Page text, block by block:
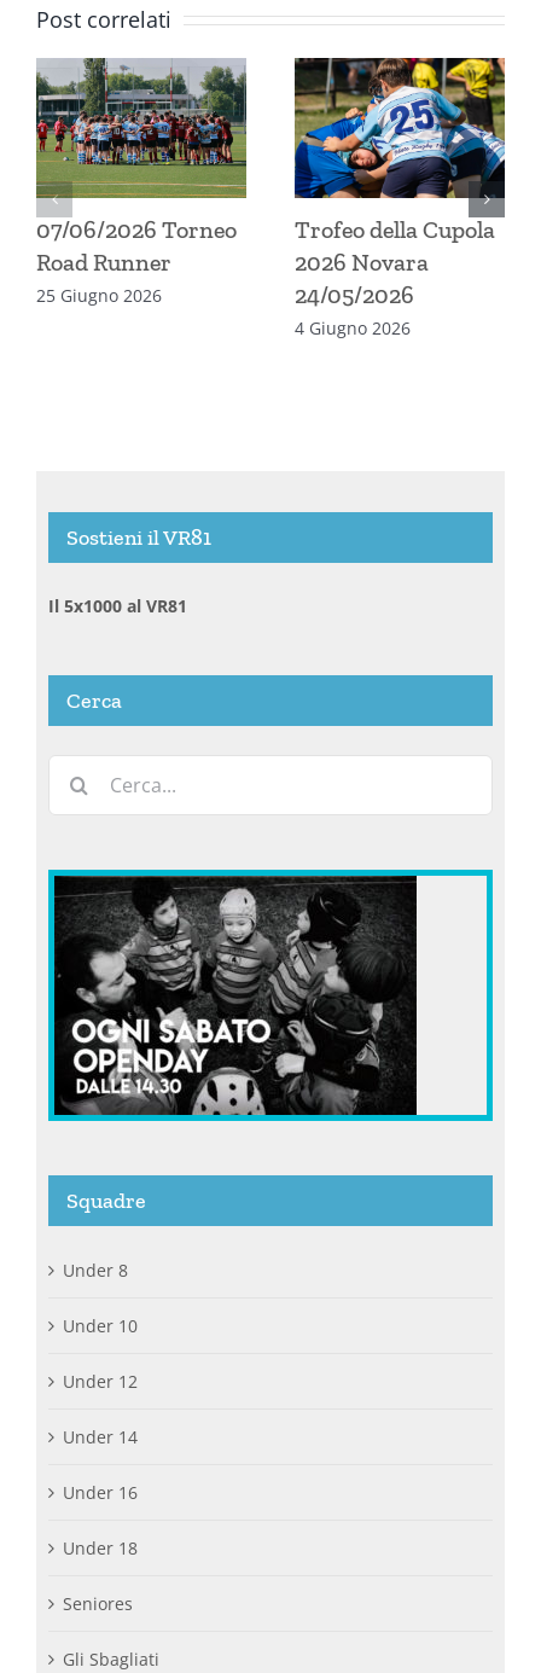
Post correlati
07/06/2026 Torneo
Road Runner
25 Giugno 2026
Trofeo della Cupola
2026 Novara
24/05/2026
4 Giugno 2026
Sostieni il VR81
Il 5x1000 al VR81
Cerca
per:
Squadre
Under 8
Under 10
Under 12
Under 14
Under 16
Under 18
Seniores
Gli Sbagliati